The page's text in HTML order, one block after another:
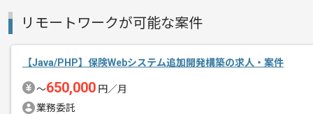
取引実績のある企業の案件です。
長期案件ですので腰を据えて作業され
リモートワークが可能な案件
【Java/PHP】保険Webシステム追加開発構築の求人・案件
〜650,000 円／月
業務委託